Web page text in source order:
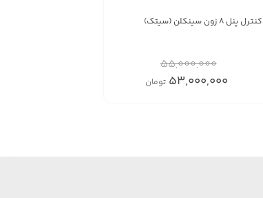
کنترل پنل 8 زون سینکلن (سیتک)
55,000,000
53,000,000 تومان